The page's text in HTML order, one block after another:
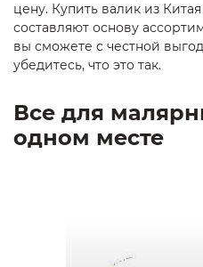
цену. Купить валик из
составляют основу
вы сможете с честной
убедитесь, что это так.
Все для
одном месте